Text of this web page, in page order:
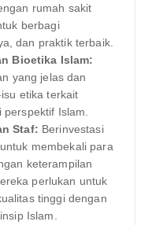
rumah sakit
berbagi
dan praktik terbaik.
Bioetika Islam:
yang jelas dan
etika terkait
Islam.
Staf: Berinvestasi
membekali para
keterampilan
perlukan untuk
tinggi dengan
Islam.